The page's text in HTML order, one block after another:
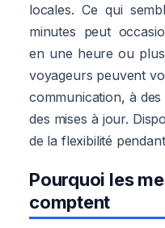
locales. Ce qui
minutes peut
en une heure ou
voyageurs peuvent
communication, à
des mises à jour.
de la flexibilité
Pourquoi les
comptent